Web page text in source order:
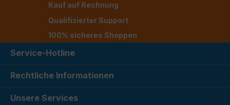
Kauf auf Rechnung
Qualifizierter Support
100% sicheres Shoppen
Service-Hotline
Rechtliche Informationen
Unsere Services